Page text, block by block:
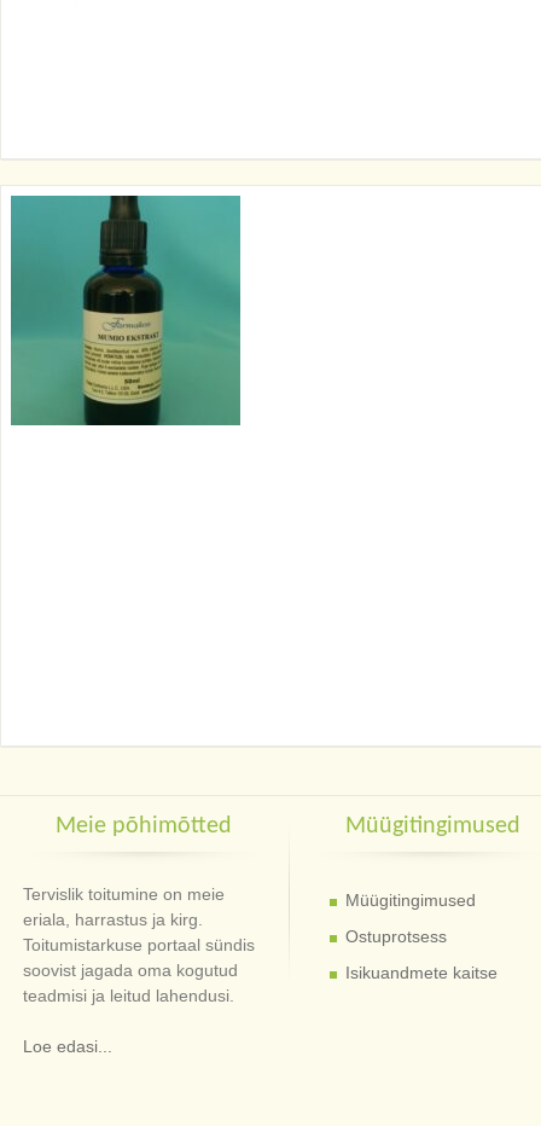
Meie põhimõtted
Tervislik toitumine on meie
eriala, harrastus ja kirg.
Toitumistarkuse portaal sündis
soovist jagada oma kogutud
teadmisi ja leitud lahendusi.
Loe edasi...
Müügitingimused
Müügitingimused
Ostuprotsess
Isikuandmete kaitse